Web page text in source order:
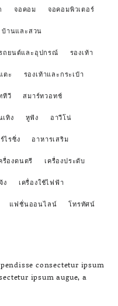
จอคอม จอคอมพิวเตอร์
บ้านและสวน
ถยนต์และอุปกรณ์ รองเท้า
ตะ รองเท้าและกระเป๋า
ทีวี สมาร์ทวอทช์
ทิง หูฟัง อาวีโน่
ไรซิ่ง อาหารเสริม
รื่องดนตรี เครื่องประดับ
ง เครื่องใช้ไฟฟ้า
แฟชั่นออนไลน์ โทรทัศน์
consectetur ipsum
ipsum augue, a